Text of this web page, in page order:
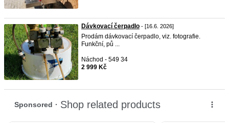
Dávkovací čerpadlo - [16.6. 2026]
Prodám dávkovací čerpadlo, viz. fotografie.
Funkční, pů ...
Náchod - 549 34
2 999 Kč